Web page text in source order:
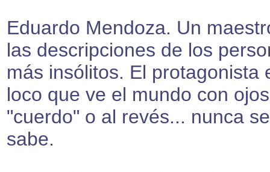
Eduardo Mendoza. Un
las descripciones de los
más insólitos. El protagonista
loco que ve el mundo con
"cuerdo" o al revés... nunca se
sabe.